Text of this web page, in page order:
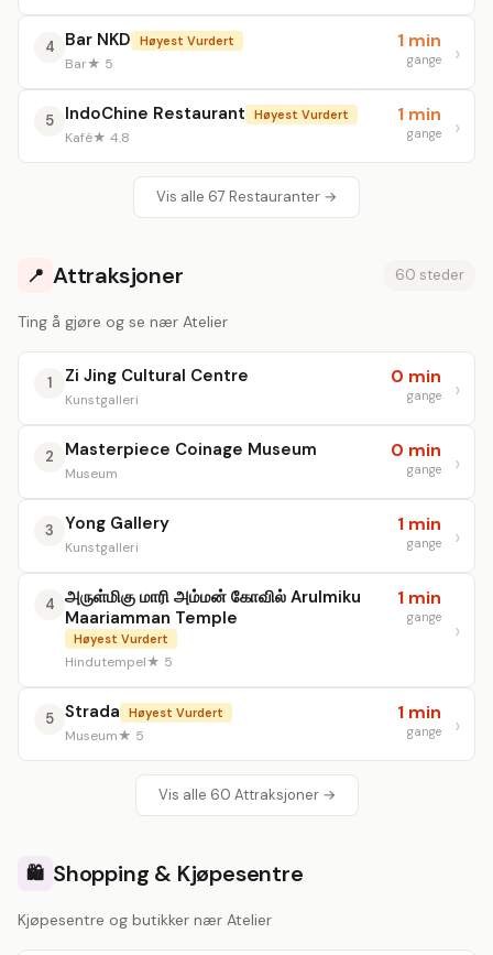
4 Bar NKD Høyest Vurdert
Bar★ 5
1 min
gange
5 IndoChine Restaurant Høyest Vurdert
Kafé★ 4.8
1 min
gange
Vis alle 67 Restauranter →
📍 Attraksjoner 60 steder
Ting å gjøre og se nær Atelier
1 Zi Jing Cultural Centre
Kunstgalleri
0 min
gange
2 Masterpiece Coinage Museum
Museum
0 min
gange
3 Yong Gallery
Kunstgalleri
1 min
gange
4 அருள்மிகு மாரி அம்மன் கோவில் Arulmiku
Maariamman Temple
Høyest Vurdert
Hindutempel★ 5
1 min
gange
5 Strada Høyest Vurdert
Museum★ 5
1 min
gange
Vis alle 60 Attraksjoner →
🛍️ Shopping & Kjøpesentre
Kjøpesentre og butikker nær Atelier